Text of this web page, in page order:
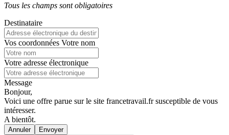
Tous les champs sont obligatoires
Destinataire
Vos coordonnées Votre nom
Votre adresse électronique
Message
Bonjour,
Voici une offre parue sur le site francetravail.fr susceptible de vous
intéresser.
A bientôt.
Annuler